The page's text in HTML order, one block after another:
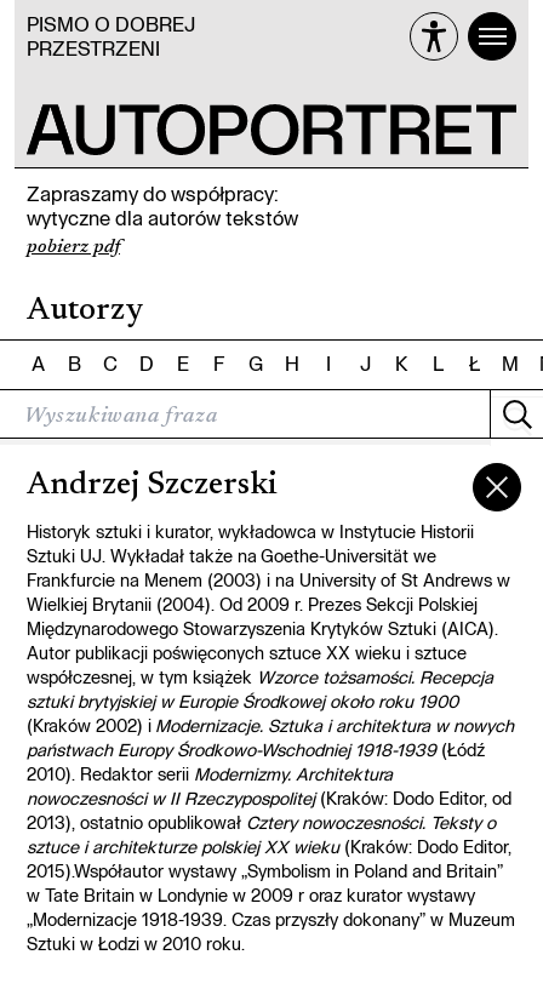
PISMO O DOBREJ
PRZESTRZENI
Zapraszamy do współpracy:
wytyczne dla autorów tekstów
pobierz pdf
Autorzy
A B C D E F G H I J K L Ł M
Andrzej Szczerski
Historyk sztuki i kurator, wykładowca w Instytucie Historii
Sztuki UJ. Wykładał także na Goethe-Universität we
Frankfurcie na Menem (2003) i na University of St Andrews w
Wielkiej Brytanii (2004). Od 2009 r. Prezes Sekcji Polskiej
Międzynarodowego Stowarzyszenia Krytyków Sztuki (AICA).
Autor publikacji poświęconych sztuce XX wieku i sztuce
współczesnej, w tym książek Wzorce tożsamości. Recepcja
sztuki brytyjskiej w Europie Środkowej około roku 1900
(Kraków 2002) i Modernizacje. Sztuka i architektura w nowych
państwach Europy Środkowo-Wschodniej 1918-1939(Łódź
2010). Redaktor serii Modernizmy. Architektura
nowoczesności w II Rzeczypospolitej(Kraków: Dodo Editor, od
2013), ostatnio opublikował Cztery nowoczesności. Teksty o
sztuce i architekturze polskiej XX wieku(Kraków: Dodo Editor,
2015).Współautor wystawy „Symbolism in Poland and Britain”
w Tate Britain w Londynie w 2009 r oraz kurator wystawy
„Modernizacje 1918-1939. Czas przyszły dokonany” w Muzeum
Sztuki w Łodzi w 2010 roku.